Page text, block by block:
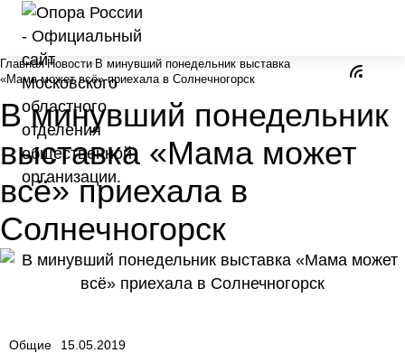
Главная Новости В минувший понедельник выставка
«Мама может всё» приехала в Солнечногорск
В минувший понедельник
выставка «Мама может
всё» приехала в
Солнечногорск
Общие 15.05.2019